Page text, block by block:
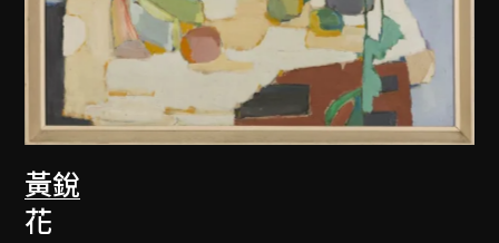
黃銳
花